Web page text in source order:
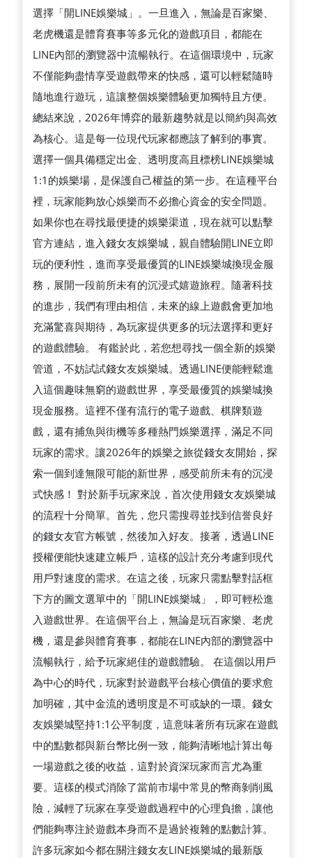
選擇「開LINE娛樂城」。一旦進入，無論是百家樂、
老虎機還是體育賽事等多元化的遊戲項目，都能在
LINE內部的瀏覽器中流暢執行。在這個環境中，玩家
不僅能夠盡情享受遊戲帶來的快感，還可以輕鬆隨時
隨地進行遊玩，這讓整個娛樂體驗更加獨特且方便。
總結來說，2026年博弈的最新趨勢就是以簡約與高效
為核心。這是每一位現代玩家都應該了解到的事實。
選擇一個具備穩定出金、透明度高且標榜LINE娛樂城
1:1的娛樂場，是保護自己權益的第一步。在這種平台
裡，玩家能夠放心娛樂而不必擔心資金的安全問題。
如果你也在尋找最便捷的娛樂渠道，現在就可以點擊
官方連結，進入錢女友娛樂城，親自體驗開LINE立即
玩的便利性，進而享受最優質的LINE娛樂城換現金服
務，展開一段前所未有的沉浸式嬉遊旅程。隨著科技
的進步，我們有理由相信，未來的線上遊戲會更加地
充滿驚喜與期待，為玩家提供更多的玩法選擇和更好
的遊戲體驗。 有鑑於此，若您想尋找一個全新的娛樂
管道，不妨試試錢女友娛樂城。透過LINE便能輕鬆進
入這個趣味無窮的遊戲世界，享受最優質的娛樂城換
現金服務。這裡不僅有流行的電子遊戲、棋牌類遊
戲，還有捕魚與街機等多種熱門娛樂選擇，滿足不同
玩家的需求。讓2026年的娛樂之旅從錢女友開始，探
索一個到達無限可能的新世界，感受前所未有的沉浸
式快感！ 對於新手玩家來說，首次使用錢女友娛樂城
的流程十分簡單。首先，您只需搜尋並找到信誉良好
的錢女友官方帳號，然後加入好友。接著，透過LINE
授權便能快速建立帳戶，這樣的設計充分考慮到現代
用戶對速度的需求。在這之後，玩家只需點擊對話框
下方的圖文選單中的「開LINE娛樂城」，即可輕松進
入遊戲世界。在這個平台上，無論是玩百家樂、老虎
機，還是參與體育賽事，都能在LINE內部的瀏覽器中
流暢執行，給予玩家絕佳的遊戲體驗。 在這個以用戶
為中心的時代，玩家對於遊戲平台核心價值的要求愈
加明確，其中金流的透明度是不可或缺的一環。錢女
友娛樂城堅持1:1公平制度，這意味著所有玩家在遊戲
中的點數都與新台幣比例一致，能夠清晰地計算出每
一場遊戲之後的收益，這對於資深玩家而言尤為重
要。這樣的模式消除了當前市場中常見的幣商剝削風
險，減輕了玩家在享受遊戲過程中的心理負擔，讓他
們能夠專注於遊戲本身而不是過於複雜的點數計算。
許多玩家如今都在關注錢女友LINE娛樂城的最新版